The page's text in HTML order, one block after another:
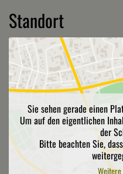
Standort
Sie sehen gerade einen
Um auf den eigentlichen
der
Bitte beachten Sie,